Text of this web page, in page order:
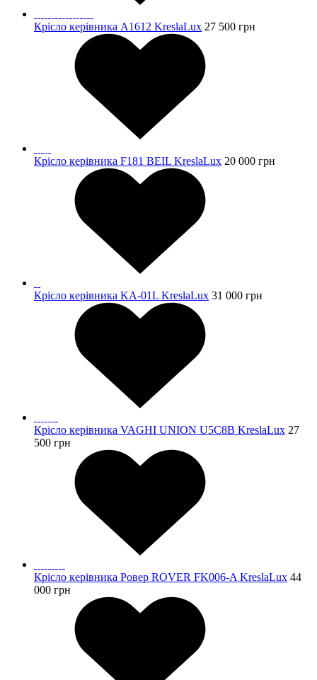
Крісло керівника A1612 KreslaLux 27 500 грн
Крісло керівника F181 BEIL KreslaLux 20 000 грн
Крісло керівника KA-01L KreslaLux 31 000 грн
Крісло керівника VAGHI UNION U5C8B KreslaLux 27
500 грн
Крісло керівника Ровер ROVER FK006-A KreslaLux 44
000 грн